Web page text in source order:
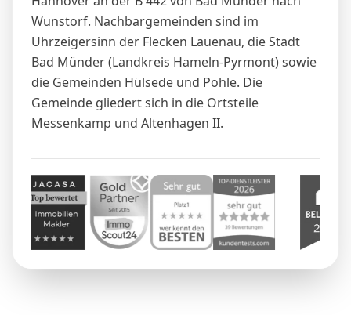
Wunstorf. Nachbargemeinden sind im
Uhrzeigersinn der Flecken Lauenau, die Stadt
Bad Münder (Landkreis Hameln-Pyrmont) sowie
die Gemeinden Hülsede und Pohle. Die
Gemeinde gliedert sich in die Ortsteile
Messenkamp und Altenhagen II.